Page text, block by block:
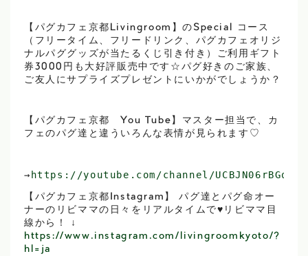
【パグカフェ京都Livingroom】のSpecial コース
（フリータイム、フリードリンク、パグカフェオリジ
ナルパググッズが当たるくじ引き付き）ご利用ギフト
券3000円も大好評販売中です☆パグ好きのご家族、
ご友人にサプライズプレゼントにいかがでしょうか？
【パグカフェ京都 You Tube】マスター担当で、カ
フェのパグ達と違ういろんな表情が見られます♡
→ https://youtube.com/channel/
【パグカフェ京都Instagram】 パグ達とパグ命オー
ナーのリビママの日々をリアルタイムで♥リビママ目
線から！ ↓
https://www.instagram.com/livingroomkyoto/?
hl=ja